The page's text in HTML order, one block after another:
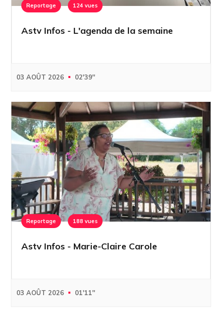
Reportage 124 vues
Astv Infos - L'agenda de la semaine
03 AOÛT 2026 02'39''
Reportage 188 vues
Astv Infos - Marie-Claire Carole
03 AOÛT 2026 01'11''